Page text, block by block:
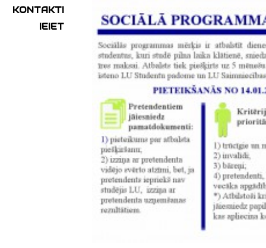
KONTAKTI
IEIET